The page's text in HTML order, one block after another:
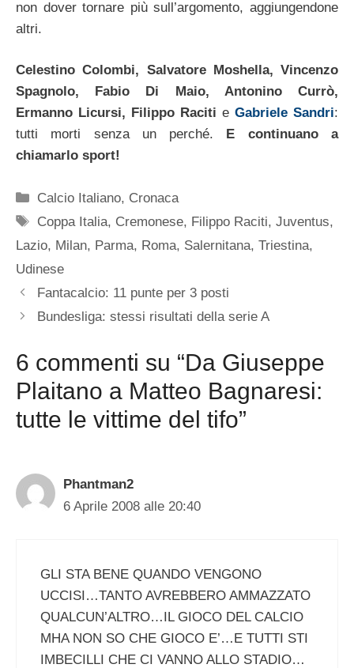
non dover tornare più sull’argomento, aggiungendone
altri.
Celestino Colombi, Salvatore Moshella, Vincenzo
Spagnolo, Fabio Di Maio, Antonino Currò,
Ermanno Licursi, Filippo Raciti e Gabriele Sandri:
tutti morti senza un perché. E continuano a
chiamarlo sport!
Categorie
Calcio Italiano, Cronaca
Tag
Coppa Italia, Cremonese, Filippo Raciti,Juventus,
Lazio, Milan, Parma, Roma, Salernitana, Triestina,
Udinese
Fantacalcio: 11 punte per 3 posti
Bundesliga: stessi risultati della serie A
6 commenti su “Da Giuseppe
Plaitano a Matteo Bagnaresi:
tutte le vittime del tifo”
Phantman2
6 Aprile 2008 alle 20:40
GLI STA BENE QUANDO VENGONO
UCCISI…TANTO AVREBBERO AMMAZZATO
QUALCUN’ALTRO…IL GIOCO DEL CALCIO
MHA NON SO CHE GIOCO E’…E TUTTI STI
IMBECILLI CHE CI VANNO ALLO STADIO…